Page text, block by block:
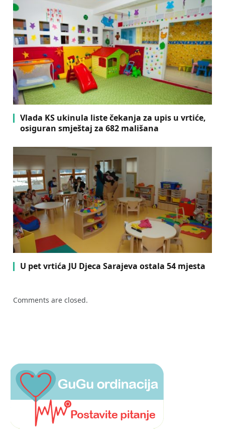
Vlada KS ukinula liste čekanja za upis u vrtiće,
osiguran smještaj za 682 mališana
U pet vrtića JU Djeca Sarajeva ostala 54 mjesta
Comments are closed.